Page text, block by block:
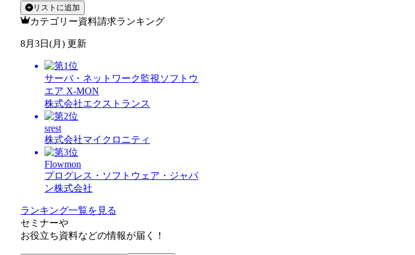
リストに追加
カテゴリー資料請求ランキング
8月3日(月) 更新
サーバ・ネットワーク監視ソフトウ
エア X-MON
株式会社エクストランス
srest
株式会社マイクロニティ
Flowmon
プログレス・ソフトウェア・ジャパ
ン株式会社
ランキング一覧を見る
セミナーや
お役立ち資料などの情報が届く！